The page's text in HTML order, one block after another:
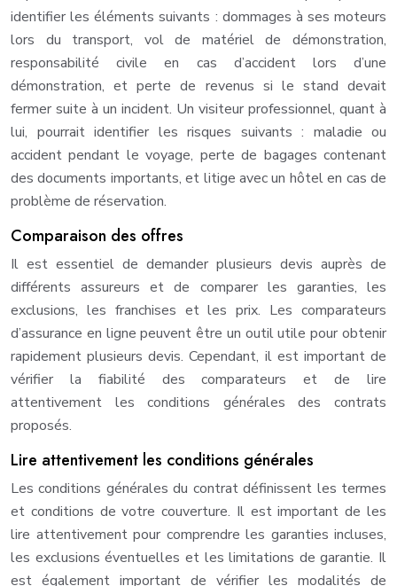
identifier les éléments suivants : dommages à ses moteurs
lors du transport, vol de matériel de démonstration,
responsabilité civile en cas d’accident lors d’une
démonstration, et perte de revenus si le stand devait
fermer suite à un incident. Un visiteur professionnel, quant à
lui, pourrait identifier les risques suivants : maladie ou
accident pendant le voyage, perte de bagages contenant
des documents importants, et litige avec un hôtel en cas de
problème de réservation.
Comparaison des offres
Il est essentiel de demander plusieurs devis auprès de
différents assureurs et de comparer les garanties, les
exclusions, les franchises et les prix. Les comparateurs
d’assurance en ligne peuvent être un outil utile pour obtenir
rapidement plusieurs devis. Cependant, il est important de
vérifier la fiabilité des comparateurs et de lire
attentivement les conditions générales des contrats
proposés.
Lire attentivement les conditions générales
Les conditions générales du contrat définissent les termes
et conditions de votre couverture. Il est important de les
lire attentivement pour comprendre les garanties incluses,
les exclusions éventuelles et les limitations de garantie. Il
est également important de vérifier les modalités de